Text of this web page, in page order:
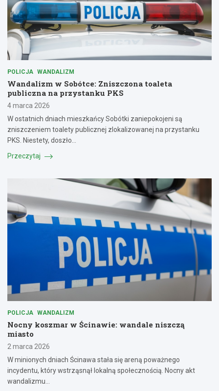
POLICJA WANDALIZM
Wandalizm w Sobótce: Zniszczona toaleta
publiczna na przystanku PKS
4 marca 2026
W ostatnich dniach mieszkańcy Sobótki zaniepokojeni są
zniszczeniem toalety publicznej zlokalizowanej na przystanku
PKS. Niestety, doszło…
Przeczytaj
POLICJA WANDALIZM
Nocny koszmar w Ścinawie: wandale niszczą
miasto
2 marca 2026
W minionych dniach Ścinawa stała się areną poważnego
incydentu, który wstrząsnął lokalną społecznością. Nocny akt
wandalizmu…